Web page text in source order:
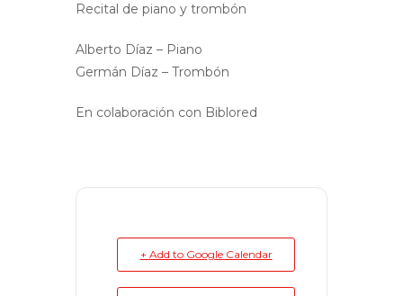
Recital de piano y trombón
Alberto Díaz – Piano
Germán Díaz – Trombón
En colaboración con Biblored
+ Add to Google Calendar